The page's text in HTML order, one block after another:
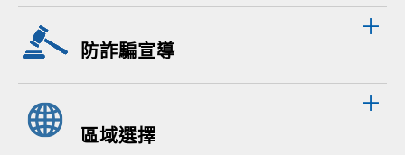
防詐騙宣導
區域選擇